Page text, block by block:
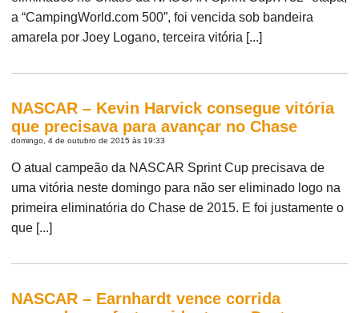
a “CampingWorld.com 500”, foi vencida sob bandeira
amarela por Joey Logano, terceira vitória [...]
NASCAR – Kevin Harvick consegue vitória
que precisava para avançar no Chase
domingo, 4 de outubro de 2015 às 19:33
O atual campeão da NASCAR Sprint Cup precisava de
uma vitória neste domingo para não ser eliminado logo na
primeira eliminatória do Chase de 2015. E foi justamente o
que [...]
NASCAR – Earnhardt vence corrida